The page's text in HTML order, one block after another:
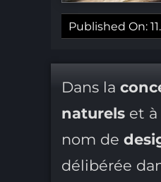
Published On:
Dans la
naturelset à
nom de
délibérée